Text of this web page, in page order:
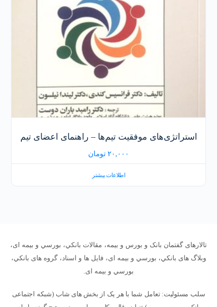
استراتژی‌های موفقیت تیم‌ها – راهنمای اعضای تیم
۲۰,۰۰۰ تومان
اطلاعات بیشتر
تالارهای گفتمان بانک و بورس و بیمه، مقالات بانکي، بورسي و بیمه ای،
وبلاگ های بانکي، بورسي و بیمه ای، فایل ها و اسناد، گروه های بانکي،
بورسي و بیمه ای.
سلب مسئولیت: تعامل شما با هر یک از بخش های شاب (شبکه اجتماعی